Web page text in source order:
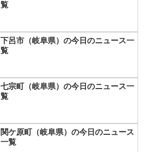
覧
下呂市（岐阜県）の今日のニュース一
覧
七宗町（岐阜県）の今日のニュース一
覧
関ケ原町（岐阜県）の今日のニュース
一覧